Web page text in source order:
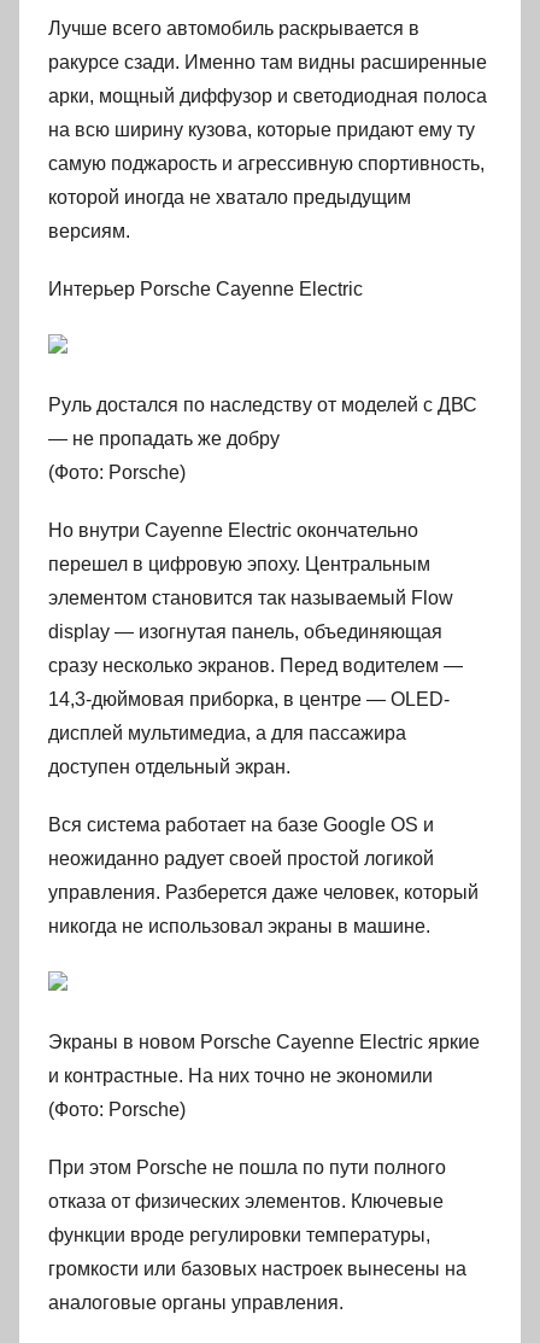
Лучше всего автомобиль раскрывается в
ракурсе сзади. Именно там видны расширенные
арки, мощный диффузор и светодиодная полоса
на всю ширину кузова, которые придают ему ту
самую поджарость и агрессивную спортивность,
которой иногда не хватало предыдущим
версиям.
Интерьер Porsche Cayenne Electric
Руль достался по наследству от моделей с ДВС
— не пропадать же добру
(Фото: Porsche)
Но внутри Cayenne Electric окончательно
перешел в цифровую эпоху. Центральным
элементом становится так называемый Flow
display — изогнутая панель, объединяющая
сразу несколько экранов. Перед водителем —
14,3-дюймовая приборка, в центре — OLED-
дисплей мультимедиа, а для пассажира
доступен отдельный экран.
Вся система работает на базе Google OS и
неожиданно радует своей простой логикой
управления. Разберется даже человек, который
никогда не использовал экраны в машине.
Экраны в новом Porsche Cayenne Electric яркие
и контрастные. На них точно не экономили
(Фото: Porsche)
При этом Porsche не пошла по пути полного
отказа от физических элементов. Ключевые
функции вроде регулировки температуры,
громкости или базовых настроек вынесены на
аналоговые органы управления.